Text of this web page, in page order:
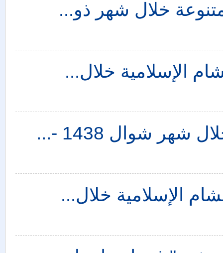
الإسلامية خلال...
شوال 1438 -...
الإسلامية خلال...